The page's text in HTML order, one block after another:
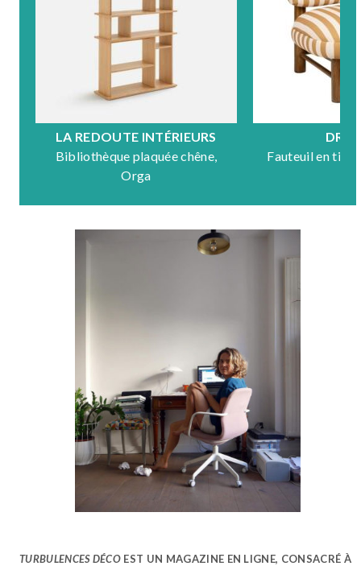
LA REDOUTE INTÉRIEURS
Bibliothèque plaquée chêne,
Orga
Fauteuil en
TURBULENCES DÉCO EST UN MAGAZINE EN LIGNE, CONSACRÉ À